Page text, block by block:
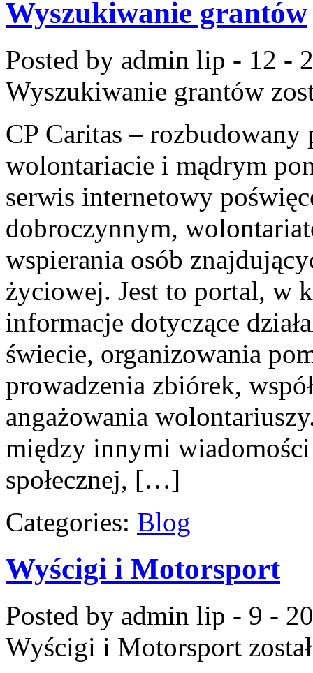
Wyszukiwanie grantów
Posted by admin lip - 12 -
Wyszukiwanie grantów
CP Caritas –
wolontariacie i mądrym
serwis internetowy
dobroczynnym,
wspierania osób
życiowej. Jest to portal, w
informacje dotyczące
świecie, organizowania
prowadzenia zbiórek,
angażowania
między innymi wiadomości
społecznej, […]
Categories: Blog
Wyścigi i Motorsport
Posted by admin lip - 9 -
Wyścigi i Motorsport